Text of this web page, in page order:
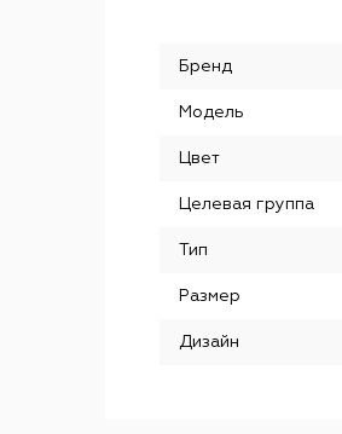
Бренд
Модель
Цвет
Целевая группа
Тип
Размер
Дизайн